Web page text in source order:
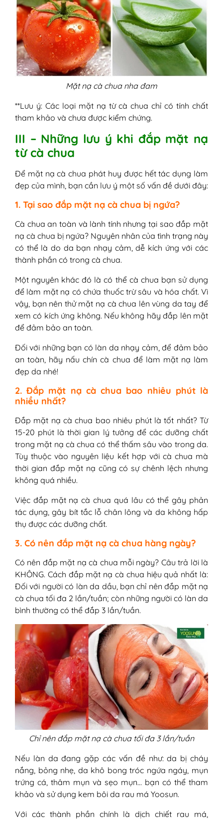
Mặt nạ cà chua nha đam
**Lưu ý: Các loại mặt nạ từ cà chua chỉ có tính chất
tham khảo và chưa được kiểm chứng.
III – Những lưu ý khi đắp mặt nạ
từ cà chua
Để mặt nạ cà chua phát huy được hết tác dụng làm
đẹp của mình, bạn cần lưu ý một số vấn đề dưới đây:
1. Tại sao đắp mặt nạ cà chua bị ngứa?
Cà chua an toàn và lành tính nhưng tại sao đắp mặt
nạ cà chua bị ngứa? Nguyên nhân của tình trạng này
có thể là do da bạn nhạy cảm, dễ kích ứng với các
thành phần có trong cà chua.
Một nguyên khác đó là có thể cà chua bạn sử dụng
để làm mặt nạ có chứa thuốc trừ sâu và hóa chất. Vì
vậy, bạn nên thử mặt nạ cà chua lên vùng da tay để
xem có kích ứng không. Nếu không hãy đắp lên mặt
để đảm bảo an toàn.
Đối với những bạn có làn da nhạy cảm, để đảm bảo
an toàn, hãy nấu chín cà chua để làm mặt nạ làm
đẹp da nhé!
2. Đắp mặt nạ cà chua bao nhiêu phút là
nhiều nhất?
Đắp mặt nạ cà chua bao nhiêu phút là tốt nhất? Từ
15-20 phút là thời gian lý tưởng để các dưỡng chất
trong mặt nạ cà chua có thể thấm sâu vào trong da.
Tùy thuộc vào nguyên liệu kết hợp với cà chua mà
thời gian đắp mặt nạ cũng có sự chênh lệch nhưng
không quá nhiều.
Việc đắp mặt nạ cà chua quá lâu có thể gây phản
tác dụng, gây bít tắc lỗ chân lông và da không hấp
thụ được các dưỡng chất.
3. Có nên đắp mặt nạ cà chua hàng ngày?
Có nên đắp mặt nạ cà chua mỗi ngày? Câu trả lời là
KHÔNG. Cách đắp mặt nạ cà chua hiệu quả nhất là:
Đối với người có làn da dầu, bạn chỉ nên đắp mặt nạ
cà chua tối đa 2 lần/tuần; còn những người có làn da
bình thường có thể đắp 3 lần/tuần.
Chỉ nên đắp mặt nạ cà chua tối đa 3 lần/tuần
Nếu làn da đang gặp các vấn đề như: da bị cháy
nắng, bỏng nhẹ, da khô bong tróc ngứa ngáy, mụn
trứng cá, thâm mụn và sẹo mụn… bạn có thể tham
khảo và sử dụng kem bôi da rau má Yoosun.
Với các thành phần chính là dịch chiết rau má,